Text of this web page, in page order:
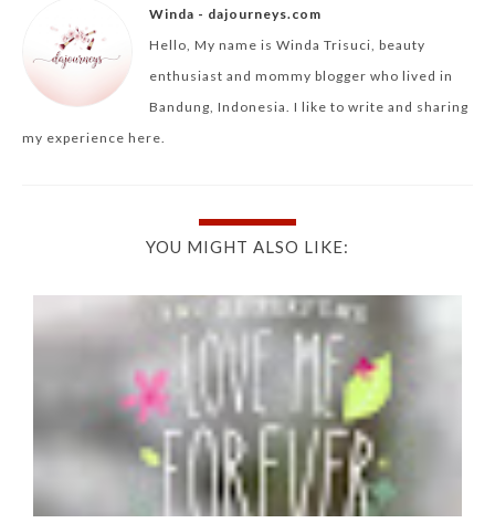
Winda - dajourneys.com
Hello, My name is Winda Trisuci, beauty
enthusiast and mommy blogger who lived in
Bandung, Indonesia. I like to write and sharing
my experience here.
YOU MIGHT ALSO LIKE: